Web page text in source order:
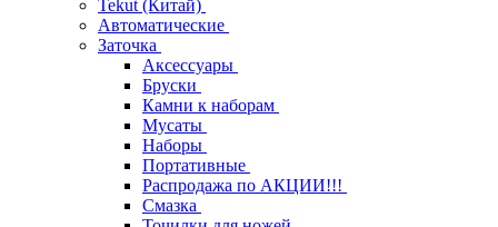
Tekut (Китай)
Автоматические
Заточка
Аксессуары
Бруски
Камни к наборам
Мусаты
Наборы
Портативные
Распродажа по АКЦИИ!!!
Смазка